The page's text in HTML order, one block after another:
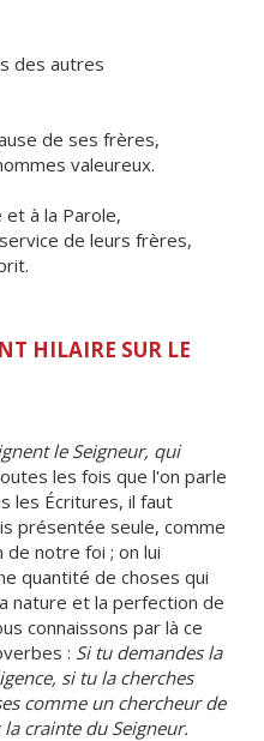
des autres
de ses frères,
valeureux.
à la Parole,
de leurs frères,
HILAIRE SUR LE
le Seigneur, qui
les fois que l'on parle
les Écritures, il faut
présentée seule, comme
notre foi ; on lui
quantité de choses qui
nature et la perfection de
connaissons par là ce
: Si tu demandes la
si tu la cherches
comme un chercheur de
crainte du Seigneur.